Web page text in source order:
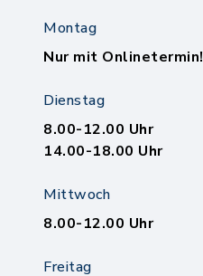
Montag
Nur mit Onlinetermin!
Dienstag
8.00-12.00 Uhr
14.00-18.00 Uhr
Mittwoch
8.00-12.00 Uhr
Freitag